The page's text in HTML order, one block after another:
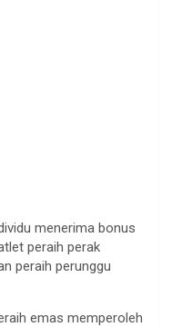
menerima bonus
peraih perak
peraih perunggu
emas memperoleh